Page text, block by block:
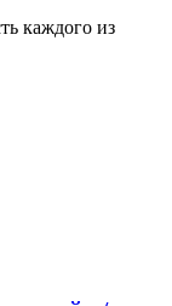
каждого из